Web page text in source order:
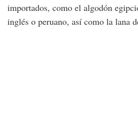
importados, como el algodón
inglés o peruano, así como la lana